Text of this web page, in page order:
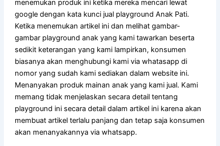
menemukan produk ini ketika mereka mencari lewat
google dengan kata kunci jual playground Anak Pati.
Ketika menemukan artikel ini dan melihat gambar-
gambar playground anak yang kami tawarkan beserta
sedikit keterangan yang kami lampirkan, konsumen
biasanya akan menghubungi kami via whatasapp di
nomor yang sudah kami sediakan dalam website ini.
Menanyakan produk mainan anak yang kami jual. Kami
memang tidak menjelaskan secara detail tentang
playground ini secara detail dalam artikel ini karena akan
membuat artikel terlalu panjang dan tetap saja konsumen
akan menanyakannya via whatsapp.